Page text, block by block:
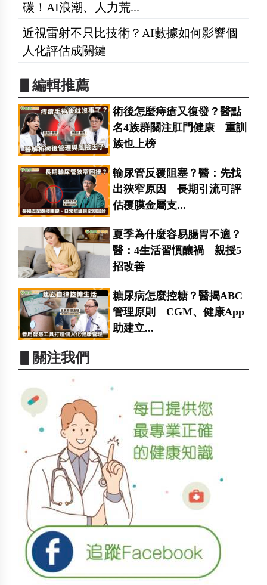
碳！AI浪潮、人力荒...
近視雷射不只比技術？AI數據如何影響個
人化評估成關鍵
▋編輯推薦
術後怎麼痔瘡又復發？醫點
名4族群關注肛門健康 重訓
族也上榜
輸尿管反覆阻塞？醫：先找
出狹窄原因 長期引流可評
估覆膜金屬支...
夏季為什麼容易腸胃不適？
醫：4生活習慣釀禍 親授5
招改善
糖尿病怎麼控糖？醫揭ABC
管理原則 CGM、健康App
助建立...
▋關注我們